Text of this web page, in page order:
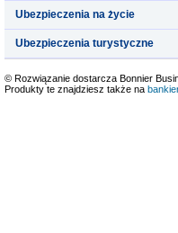
Ubezpieczenia na życie
Ubezpieczenia turystyczne
© Rozwiązanie dostarcza Bonnier
Produkty te znajdziesz także na